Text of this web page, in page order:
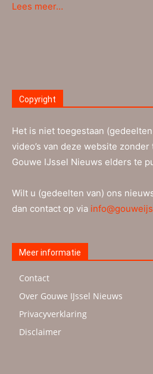
Lees meer…
Copyright
Het is niet toegestaan
video’s van deze website
Gouwe IJssel Nieuws elders te
Wilt u (gedeelten van) ons
dan contact op via
Meer informatie
Contact
Over Gouwe IJssel Nieuws
Privacyverklaring
Disclaimer